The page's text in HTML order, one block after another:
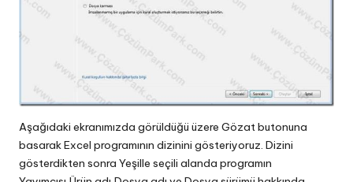
Aşağıdaki ekranımızda görüldüğü üzere Gözat butonuna
basarak Excel programının dizinini gösteriyoruz. Dizini
gösterdikten sonra Yeşille seçili alanda programın